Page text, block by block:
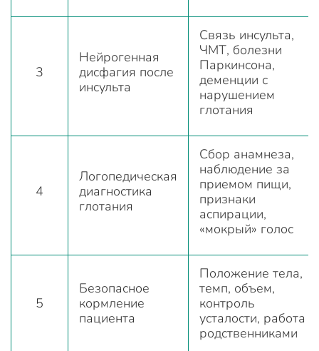
3
Нейрогенная
дисфагия после
инсульта
Связь инсульта,
ЧМТ, болезни
Паркинсона,
деменции с
нарушением
глотания
4
Логопедическая
диагностика
глотания
Сбор анамнеза,
наблюдение за
приемом пищи,
признаки
аспирации,
«мокрый» голос
5
Безопасное
кормление
пациента
Положение тела,
темп, объем,
контроль
усталости, работа с
родственниками